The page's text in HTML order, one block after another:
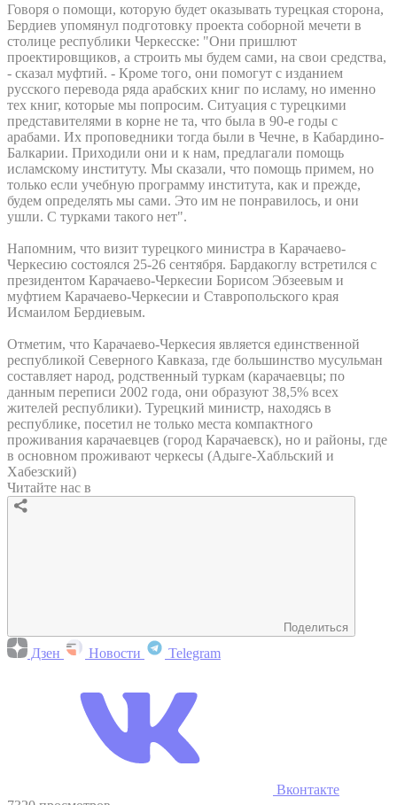
Говоря о помощи, которую будет оказывать турецкая сторона,
Бердиев упомянул подготовку проекта соборной мечети в
столице республики Черкесске: "Они пришлют
проектировщиков, а строить мы будем сами, на свои средства,
- сказал муфтий. - Кроме того, они помогут с изданием
русского перевода ряда арабских книг по исламу, но именно
тех книг, которые мы попросим. Ситуация с турецкими
представителями в корне не та, что была в 90-е годы с
арабами. Их проповедники тогда были в Чечне, в Кабардино-
Балкарии. Приходили они и к нам, предлагали помощь
исламскому институту. Мы сказали, что помощь примем, но
только если учебную программу института, как и прежде,
будем определять мы сами. Это им не понравилось, и они
ушли. С турками такого нет".
Напомним, что визит турецкого министра в Карачаево-
Черкесию состоялся 25-26 сентября. Бардакоглу встретился с
президентом Карачаево-Черкесии Борисом Эбзеевым и
муфтием Карачаево-Черкесии и Ставропольского края
Исмаилом Бердиевым.
Отметим, что Карачаево-Черкесия является единственной
республикой Северного Кавказа, где большинство мусульман
составляет народ, родственный туркам (карачаевцы; по
данным переписи 2002 года, они образуют 38,5% всех
жителей республики). Турецкий министр, находясь в
республике, посетил не только места компактного
проживания карачаевцев (город Карачаевск), но и районы, где
в основном проживают черкесы (Адыге-Хабльский и
Хабезский)
Читайте нас в
Поделиться
Дзен Новости Telegram
Вконтакте